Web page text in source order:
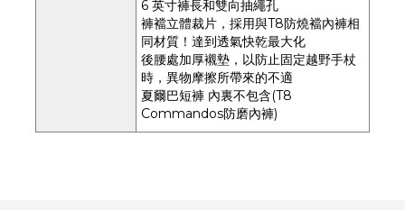
6 英寸褲長和雙向抽繩孔
褲襠立體裁片，採用與T8防燒襠內褲相
同材質！達到透氣快乾最大化
後腰處加厚襯墊，以防止固定越野手杖
時，異物摩擦所帶來的不適
夏爾巴短褲 內裏不包含(T8
Commandos防磨內褲)